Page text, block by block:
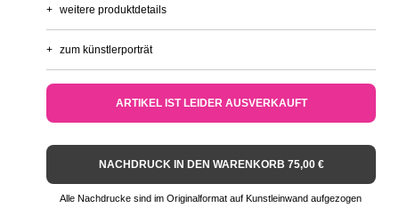
+ weitere produktdetails
+ zum künstlerporträt
ARTIKEL IST LEIDER AUSVERKAUFT
NACHDRUCK IN DEN WARENKORB 75,00 €
Alle Nachdrucke sind im Originalformat auf Kunstleinwand aufgezogen